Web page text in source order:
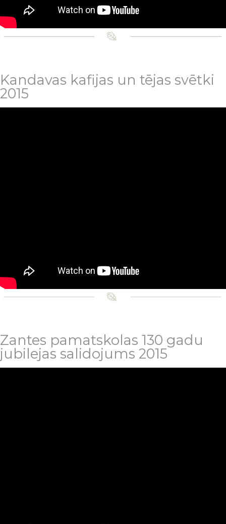
Kandavas kafijas un tējas svētki
2015
Zantes pamatskolas 130 gadu
jubilejas salidojums 2015